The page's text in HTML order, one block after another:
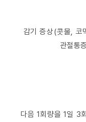
감기 증상(콧물, 코
관절통
다음 1회량을 1일 3